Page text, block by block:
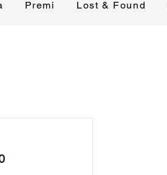
Premi Lost & Found